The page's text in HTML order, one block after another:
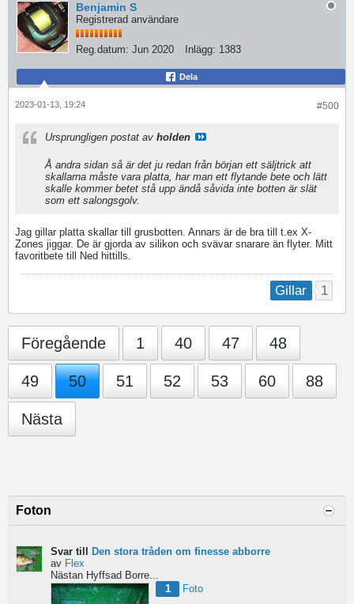
Benjamin S
Registrerad användare
Reg.datum: Jun 2020 Inlägg: 1383
Dela
#500
2023-01-13, 19:24
Ursprungligen postat av holden
Å andra sidan så är det ju redan från början ett säljtrick att
skallarna måste vara platta, har man ett flytande bete och lätt
skalle kommer betet stå upp ändå såvida inte botten är slät
som ett salongsgolv.
Jag gillar platta skallar till grusbotten. Annars är de bra till t.ex X-
Zones jiggar. De är gjorda av silikon och svävar snarare än flyter. Mitt
favoritbete till Ned hittills.
Gillar 1
Föregående 1 40 47 48
49 50 51 52 53 60 88
Nästa
Foton
Svar till
Den stora tråden om finesse abborre
av Flex
Nästan Hyffsad Borre...
1
Foto